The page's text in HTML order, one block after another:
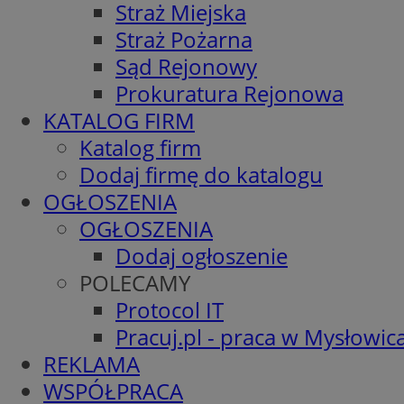
Straż Miejska
Straż Pożarna
Sąd Rejonowy
Prokuratura Rejonowa
KATALOG FIRM
Katalog firm
Dodaj firmę do katalogu
OGŁOSZENIA
OGŁOSZENIA
Dodaj ogłoszenie
POLECAMY
Protocol IT
Pracuj.pl - praca w
REKLAMA
WSPÓŁPRACA